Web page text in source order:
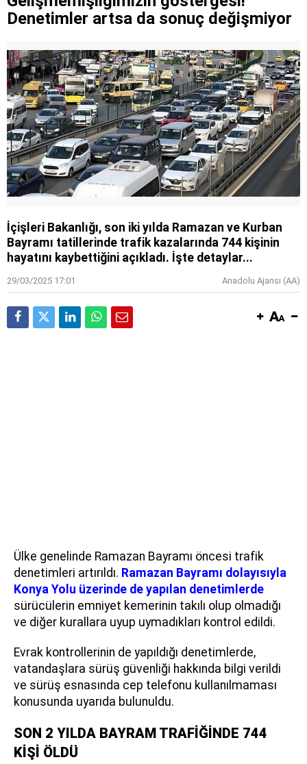
Denetimler artsa da sonuç değişmiyor
İçişleri Bakanlığı, son iki yılda Ramazan ve Kurban
Bayramı tatillerinde trafik kazalarında 744 kişinin
hayatını kaybettiğini açıkladı. İşte detaylar...
29/03/2025 17:01 Anadolu Ajansı (AA)
Ülke genelinde Ramazan Bayramı öncesi trafik
denetimleri artırıldı. Ramazan Bayramı dolayısıyla
Konya Yolu üzerinde de yapılan denetimlerde
sürücülerin emniyet kemerinin takılı olup olmadığı
ve diğer kurallara uyup uymadıkları kontrol edildi.
Evrak kontrollerinin de yapıldığı denetimlerde,
vatandaşlara sürüş güvenliği hakkında bilgi verildi
ve sürüş esnasında cep telefonu kullanılmaması
konusunda uyarıda bulunuldu.
SON 2 YILDA BAYRAM TRAFİĞİNDE 744
KİŞİ ÖLDÜ